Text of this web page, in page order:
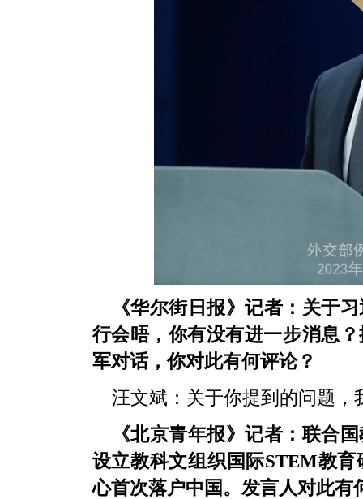
《华尔街日报》记者：关于
行会晤，你有没有进一步消息
军对话，你对此有何评论？
汪文斌：关于你提到的问题
《北京青年报》记者：联合
设立教科文组织国际STEM教
心首次落户中国。发言人对此有